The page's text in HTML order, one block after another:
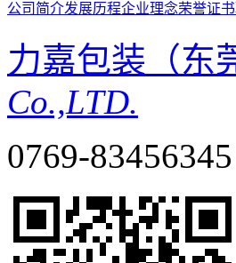
公司简介发展历程企业理念荣誉证书
力嘉包装（东
Co.,LTD.
0769-83456345